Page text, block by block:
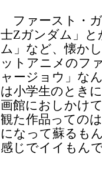
ファースト・
士Zガンダム」
ム」など、懐か
ットアニメのフ
ャージョウ」な
は小学生のとき
画館におしかけ
観た作品っての
になって蘇るも
感じでイイもんで